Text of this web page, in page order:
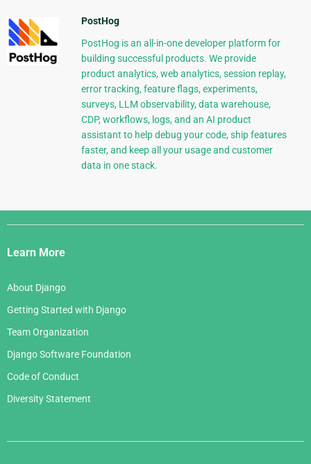
PostHog
PostHog is an all-in-one developer platform for
building successful products. We provide
product analytics, web analytics, session replay,
error tracking, feature flags, experiments,
surveys, LLM observability, data warehouse,
CDP, workflows, logs, and an AI product
assistant to help debug your code, ship features
faster, and keep all your usage and customer
data in one stack.
Django
Links
Learn More
About Django
Getting Started with Django
Team Organization
Django Software Foundation
Code of Conduct
Diversity Statement